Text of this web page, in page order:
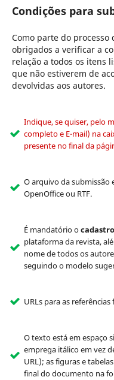
Condições para
Como parte do processo
obrigados a verificar a
relação a todos os itens
que não estiverem de
devolvidas aos autores.
Indique, se quiser, pelo
completo e E-mail) na
presente no final da
O arquivo da
OpenOffice ou RTF.
É mandatório o
plataforma da revista,
nome de todos os
seguindo o modelo
URLs para as
O texto está em espaço
emprega itálico em vez
URL); as figuras e
final do documento na